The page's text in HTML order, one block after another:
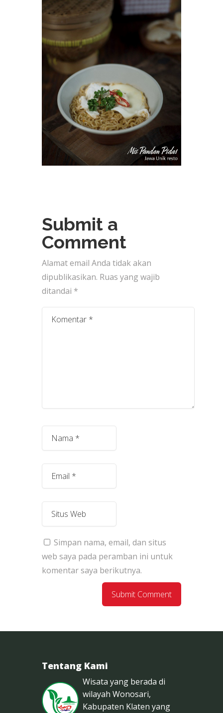
Submit a
Comment
Alamat email Anda tidak akan
dipublikasikan. Ruas yang wajib
ditandai *
Simpan nama, email, dan situs
web saya pada peramban ini untuk
komentar saya berikutnya.
Tentang Kami
Wisata yang berada di
wilayah Wonosari,
Kabupaten Klaten yang